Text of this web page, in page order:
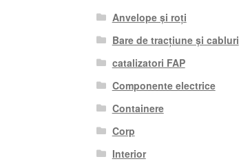
Anvelope și roți
Bare de tracțiune și cabluri
catalizatori FAP
Componente electrice
Containere
Corp
Interior